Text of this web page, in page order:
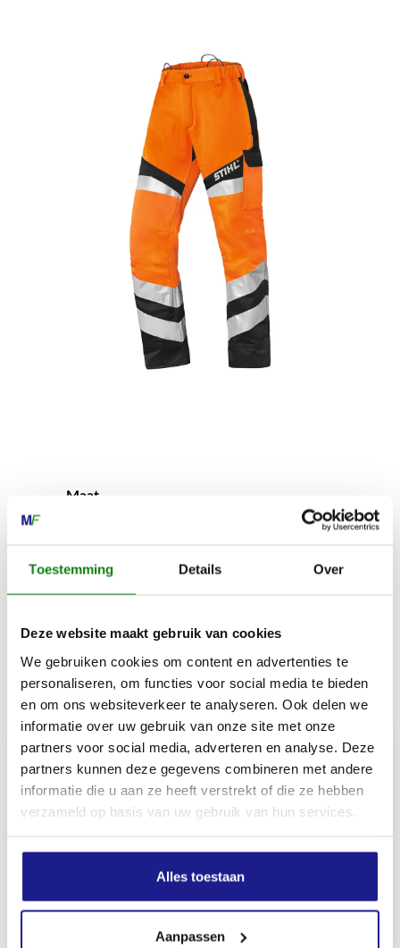
Toestemming Details Over
Deze website maakt gebruik van cookies
We gebruiken cookies om content en advertenties te
personaliseren, om functies voor social media te bieden
en om ons websiteverkeer te analyseren. Ook delen we
informatie over uw gebruik van onze site met onze
partners voor social media, adverteren en analyse. Deze
partners kunnen deze gegevens combineren met andere
informatie die u aan ze heeft verstrekt of die ze hebben
verzameld op basis van uw gebruik van hun services.
Alles toestaan
Aanpassen
Maat
Gewicht
Inhoud door
MECHANISATIE FRANEKER
8801 RD Franeker
0517-396800
info@mechanisatiefraneker.nl